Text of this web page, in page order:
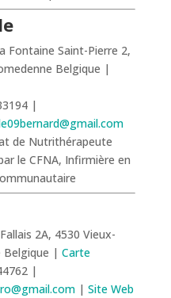
Fontaine Saint-Pierre 2,
Belgique |
|
de Nutrithérapeute
le CFNA, Infirmière en
2A, 4530 Vieux-
Belgique | Carte
|
| Site Web